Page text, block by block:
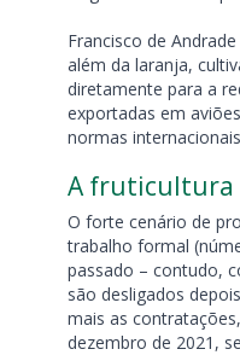
Francisco de
além da laranja,
diretamente para a
exportadas em
normas
A fruticultura
O forte cenário de
trabalho formal
passado – contudo,
são desligados
mais as
dezembro de 2021,